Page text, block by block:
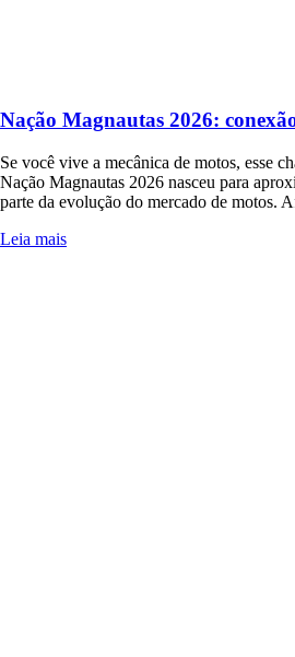
Nação Magnautas 2026:
Se você vive a mecânica de motos, esse
Nação Magnautas 2026 nasceu para
parte da evolução do mercado de motos.
Leia mais